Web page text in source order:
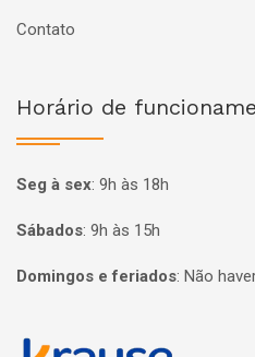
Contato
Horário de
Seg à sex: 9h às 18h
Sábados: 9h às 15h
Domingos e feriados: Não
Página inicial